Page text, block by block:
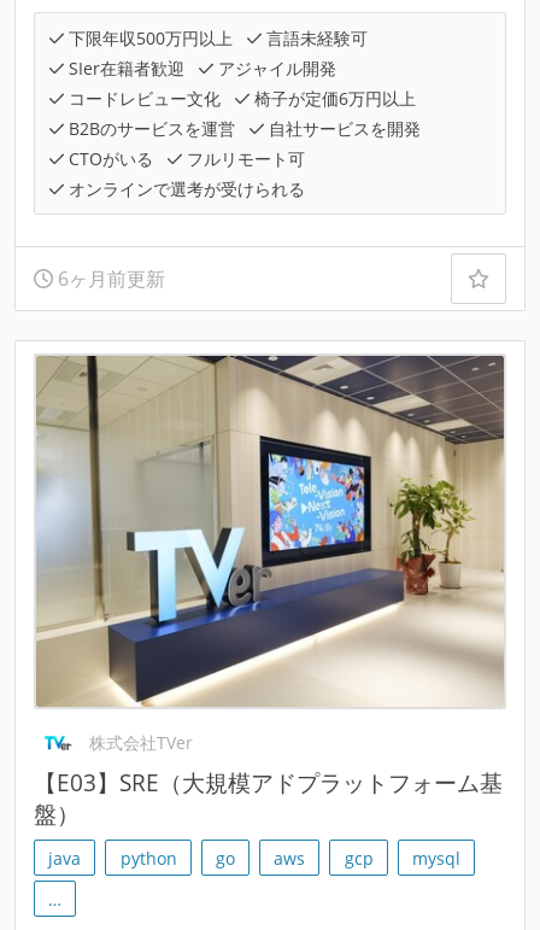
下限年収500万円以上
言語未経験可
SIer在籍者歓迎
アジャイル開発
コードレビュー文化
椅子が定価6万円以上
B2Bのサービスを運営
自社サービスを開発
CTOがいる
フルリモート可
オンラインで選考が受けられる
6ヶ月前更新
株式会社TVer
【E03】SRE（大規模アドプラットフォーム基
盤）
java python go aws gcp
mysql
…